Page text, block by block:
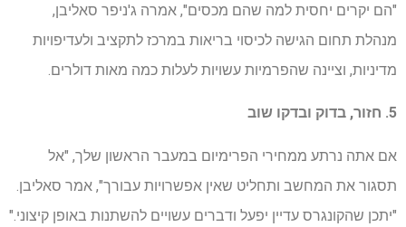
"הם יקרים יחסית למה שהם מכסים", אמרה ג'ניפר סאליבן,
מנהלת תחום הגישה לכיסוי בריאות במרכז לתקציב ולעדיפויות
מדיניות, וציינה שהפרמיות עשויות לעלות כמה מאות דולרים.
5. חזור, בדוק ובדקו שוב
אם אתה נרתע ממחירי הפרימיום במעבר הראשון שלך, "אל
תסגור את המחשב ותחליט שאין אפשרויות עבורך", אמר סאליבן.
"יתכן שהקונגרס עדיין יפעל ודברים עשויים להשתנות באופן קיצוני."